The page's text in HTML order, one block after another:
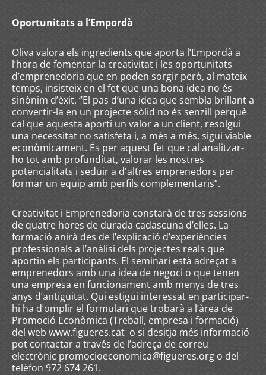
Oportunitats a l’Empordà
Oliva valora els ingredients que aporta l’Empordà a
l’hora de fomentar la creativitat i les oportunitats
d’emprenedoria que en poden sorgir però, al mateix
temps, insisteix en el fet que una bona idea no és
sinònim d’èxit. “El pas d’una idea que sembla brillant a
convertir-la en un projecte sòlid no és senzill perquè
cal que aquesta aporti un valor a un client, resolgui
una necessitat no satisfeta i, a més a més, sigui viable
econòmicament. És per aquest fet que cal analitzar-
ho tot amb profunditat, valorar les nostres
potencialitats i seduir a d'altres emprenedors per
formar un equip amb perfils complementaris”.
Creativitat i Emprenedoria constarà de tres sessions
de quatre hores de durada cadascuna d’elles. La
formació anirà des de l’explicació d’experiències
professionals a l’anàlisi dels projectes reals que
aportin els participants. El seminari està adreçat a
emprenedors amb una idea de negoci o que tenen
una empresa en funcionament amb menys de tres
anys d’antiguitat. Qui estigui interessat en participar-
hi ha d’omplir el formulari que trobarà a l’àrea de
Promoció Econòmica (Treball, empresa i formació)
del web www.figueres.cat o si desitja més informació
pot contactar a través de l’adreça de correu
electrònic promocioeconomica@figueres.org o del
telèfon 972 674 261.